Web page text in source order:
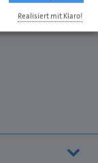
Realisiert mit Klaro!